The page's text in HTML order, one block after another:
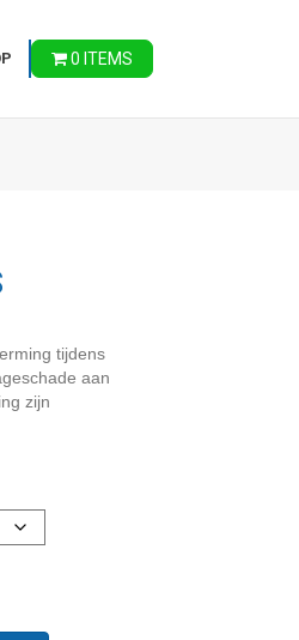
0 ITEMS
tijdens
aan
zijn